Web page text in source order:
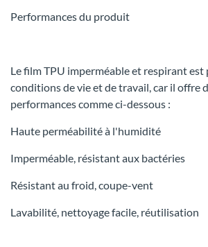
Performances du produit
Le film TPU imperméable et respirant est
conditions de vie et de travail, car il offre
performances comme ci-dessous :
Haute perméabilité à l'humidité
Imperméable, résistant aux bactéries
Résistant au froid, coupe-vent
Lavabilité, nettoyage facile, réutilisation